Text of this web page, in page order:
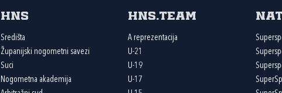
HNS
Središta
Županijski nogometni savezi
Suci
Nogometna akademija
HNS.team
A reprezentacija
U-21
U-19
U-17